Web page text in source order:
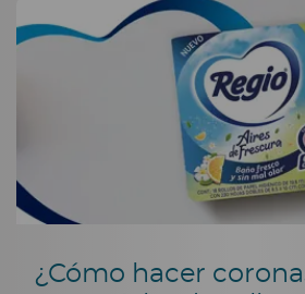
¿Cómo hacer